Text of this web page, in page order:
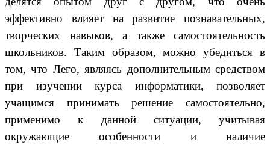
эффективно влияет на развитие познавательных,
творческих навыков, а также самостоятельность
школьников. Таким образом, можно убедиться в
том, что Лего, являясь дополнительным средством
при изучении курса информатики, позволяет
учащимся принимать решение самостоятельно,
применимо к данной ситуации, учитывая
окружающие особенности и наличие